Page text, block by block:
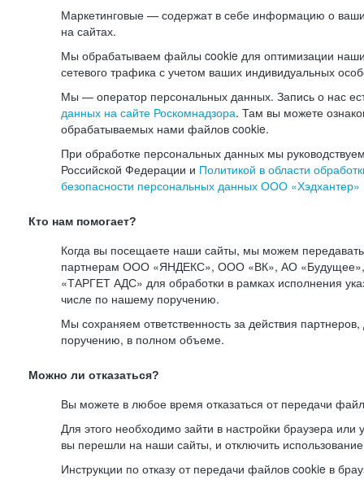
Маркетинговые — содержат в себе информацию о
на сайтах.
Мы обрабатываем файлы cookie для оптимизации
сетевого трафика с учетом ваших индивидуальных
Мы — оператор персональных данных. Запись о нас
данных на сайте Роскомнадзора. Там вы можете
обрабатываемых нами файлов cookie.
При обработке персональных данных мы
Российской Федерации и Политикой в области
безопасности персональных данных ООО «Хэдхантер»
Кто нам помогает?
Когда вы посещаете наши сайты, мы можем
партнерам ООО «ЯНДЕКС», ООО «ВК», АО
«ТАРГЕТ АДС» для обработки в рамках исполнения
числе по нашему поручению.
Мы сохраняем ответственность за действия
поручению, в полном объеме.
Можно ли отказаться?
Вы можете в любое время отказаться от передачи
Для этого необходимо зайти в настройки браузера или
вы перешли на наши сайты, и отключить
Инструкции по отказу от передачи файлов cookie в